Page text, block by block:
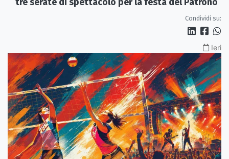
Condividi su:
Ieri